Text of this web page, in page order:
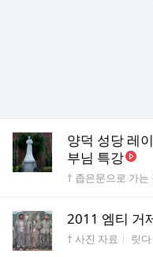
양덕 성당 레
부님 특강
게시판명
† 좁은문으로 가는
2011 엠티 거
게시판명
† 사진 자료 작성
릿다